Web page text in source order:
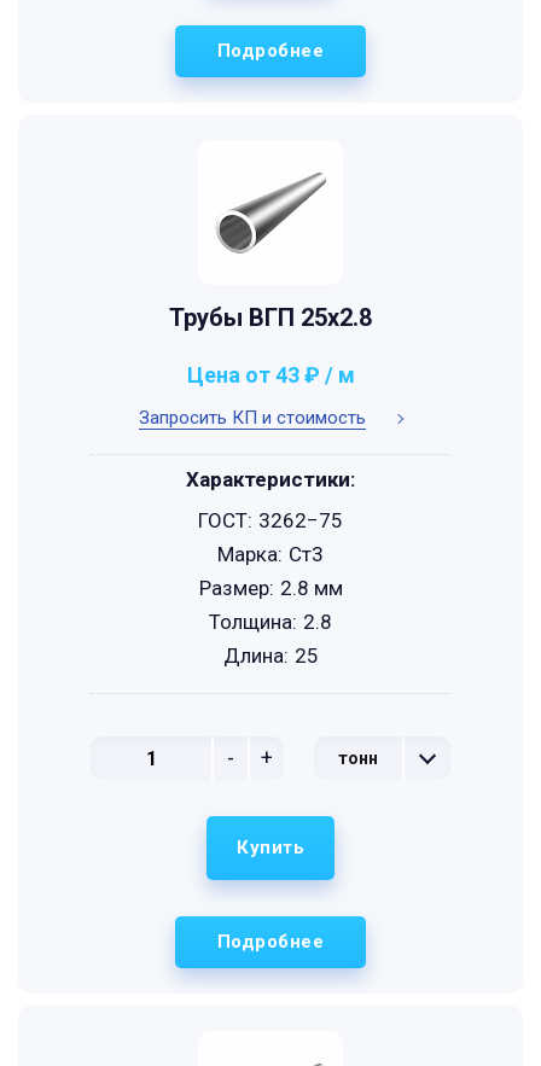
Подробнее
Трубы ВГП 25x2.8
Запросить КП и стоимость
Цена от 43 ₽ / м
- + тонн
Характеристики:
ГОСТ: 3262−75
Марка: Ст3
Размер: 2.8 мм
Толщина: 2.8
Длина: 25
Подробнее
Купить